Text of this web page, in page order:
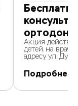
Акция
детей, на
адресу ул. Дуси
Подробнее